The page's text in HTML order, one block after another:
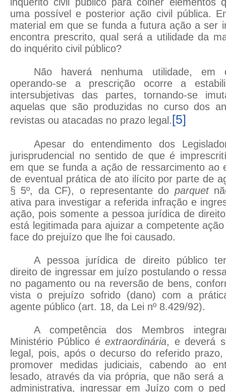
uma possível e posterior ação civil pública.
material em que se funda a futura ação a ser
encontra prescrito, qual será a utilidade da
do inquérito civil público?
Não haverá nenhuma utilidade, em
operando-se a prescrição ocorre a
intersubjetivas das partes, tornando-se
aquelas que são produzidas no curso dos
revistas ou atacadas no prazo legal.[5]
Apesar do entendimento dos
jurisprudencial no sentido de que é
em que se funda a ação de ressarcimento ao
de eventual prática de ato ilícito por parte de
§ 5º, da CF), o representante do parquet
ativa para investigar a referida infração e
ação, pois somente a pessoa jurídica de
está legitimada para ajuizar a competente
face do prejuízo que lhe foi causado.
A pessoa jurídica de direito público
direito de ingressar em juízo postulando o
no pagamento ou na reversão de bens,
vista o prejuízo sofrido (dano) com a
agente público (art. 18, da Lei nº 8.429/92).
A competência dos Membros
Ministério Público éextraordinária, e deverá
legal, pois, após o decurso do referido
promover medidas judiciais, cabendo ao
lesado, através da via própria, que não será
administrativa, ingressar em Juízo com o